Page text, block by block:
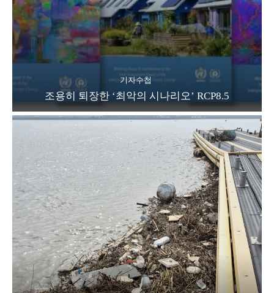
기자수첩
조용히 퇴장한 ‘최악의 시나리오’ RCP8.5